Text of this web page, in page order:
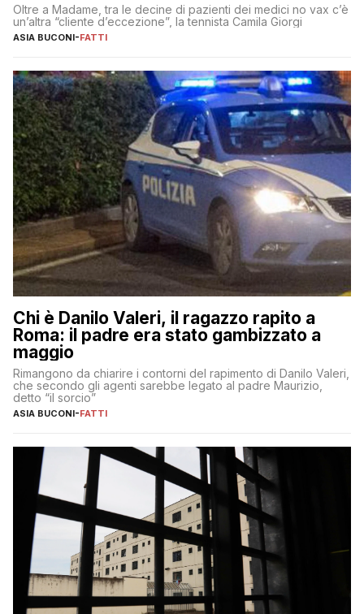
Oltre a Madame, tra le decine di pazienti dei medici no vax c’è
un’altra “cliente d’eccezione”, la tennista Camila Giorgi
ASIA BUCONI-FATTI
Chi è Danilo Valeri, il ragazzo rapito a
Roma: il padre era stato gambizzato a
maggio
Rimangono da chiarire i contorni del rapimento di Danilo Valeri,
che secondo gli agenti sarebbe legato al padre Maurizio,
detto “il sorcio”
ASIA BUCONI-FATTI